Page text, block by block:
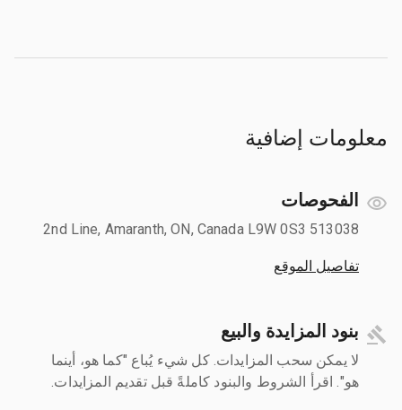
معلومات إضافية
الفحوصات
513038 2nd Line, Amaranth, ON, Canada L9W 0S3
تفاصيل الموقع
بنود المزايدة والبيع
لا يمكن سحب المزايدات. كل شيء يُباع "كما هو، أينما
هو". اقرأ الشروط والبنود كاملةً قبل تقديم المزايدات.